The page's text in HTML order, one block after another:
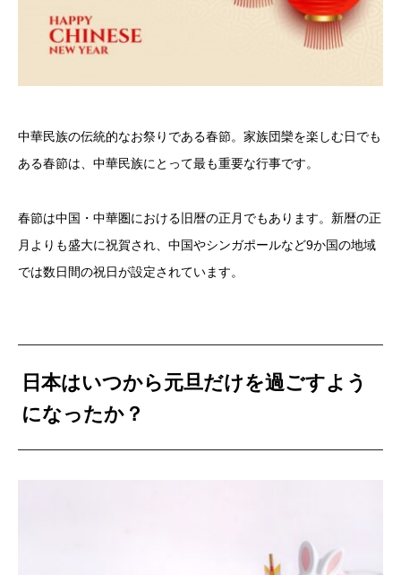
中華民族の伝統的なお祭りである春節。家族団欒を楽しむ日でも
ある春節は、中華民族にとって最も重要な行事です。
春節は中国・中華圏における旧暦の正月でもあります。新暦の正
月よりも盛大に祝賀され、中国やシンガポールなど9か国の地域
では数日間の祝日が設定されています。
日本はいつから元旦だけを過ごすよう
になったか？